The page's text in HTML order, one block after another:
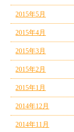
2015年5月
2015年4月
2015年3月
2015年2月
2015年1月
2014年12月
2014年11月